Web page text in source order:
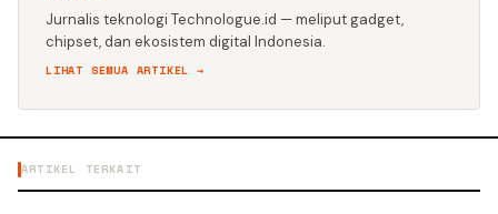
Jurnalis teknologi Technologue.id — meliput gadget,
chipset, dan ekosistem digital Indonesia.
LIHAT SEMUA ARTIKEL →
ARTIKEL TERKAIT